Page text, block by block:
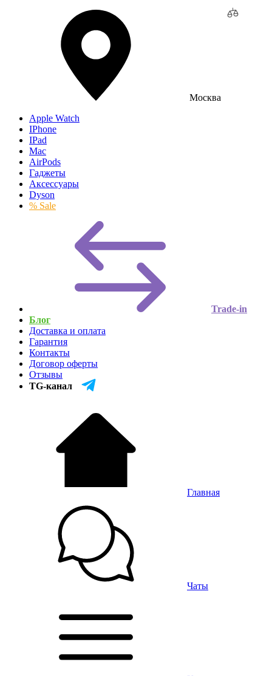
Москва
Apple Watch
IPhone
IPad
Mac
AirPods
Гаджеты
Аксессуары
Dyson
% Sale
Trade-in
Блог
Доставка и оплата
Гарантия
Контакты
Договор оферты
Отзывы
TG-канал
Главная
Чаты